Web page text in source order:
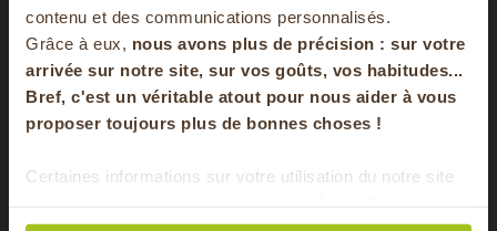
contenu et des communications personnalisés.
Grâce à eux, nous avons plus de précision : sur votre
arrivée sur notre site, sur vos goûts, vos habitudes...
Bref, c'est un véritable atout pour nous aider à vous
proposer toujours plus de bonnes choses !
Certaines informations sur votre utilisation du notre site
Emballage
Sachet kraft
compostable
Dégustation
A cuisiner
votre panier
en vous inscrivant à notre newsletter